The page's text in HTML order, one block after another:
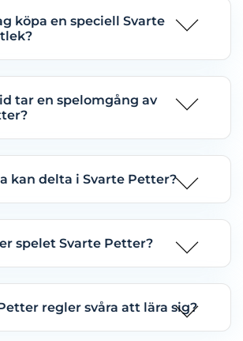
köpa en speciell Svarte
tar en spelomgång av
kan delta i Svarte Petter?
spelet Svarte Petter?
regler svåra att lära sig?